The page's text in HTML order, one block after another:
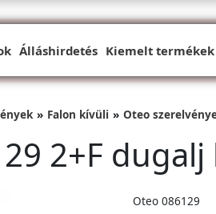
Álláshirdetés Kiemelt termékek
Falon kívüli Oteo
2+F
Oteo 086129